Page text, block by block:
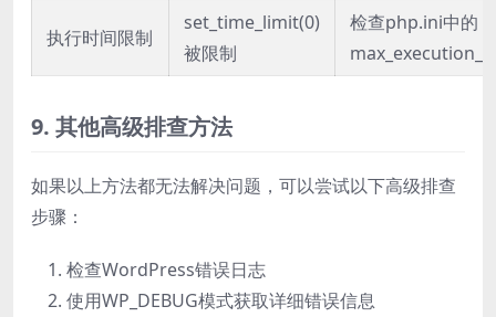
执行时间限制
set_time_limit(0)
被限制
检查php.ini中的
9. 其他高级排查方法
如果以上方法都无法解决问题，可以尝试以下高级排查
步骤：
检查WordPress错误日志
使用WP_DEBUG模式获取详细错误信息